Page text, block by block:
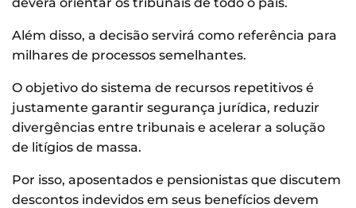
Além disso, a decisão servirá como referência para
milhares de processos semelhantes.
O objetivo do sistema de recursos repetitivos é
justamente garantir segurança jurídica, reduzir
divergências entre tribunais e acelerar a solução
de litígios de massa.
Por isso, aposentados e pensionistas que discutem
descontos indevidos em seus benefícios devem